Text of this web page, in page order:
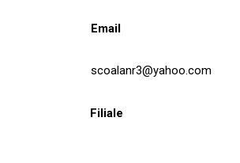
Email
scoalanr3@yahoo.com
Filiale